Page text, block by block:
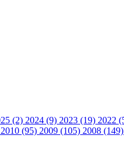
(2) 2024 (9) 2023 (19) 2022
2010 (95) 2009 (105) 2008 (149)